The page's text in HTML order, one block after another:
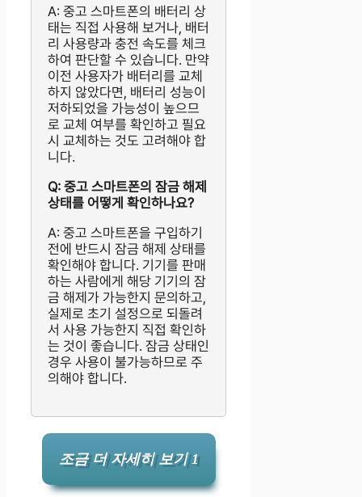
A: 중고 스마트폰의 배터리 상
태는 직접 사용해 보거나, 배터
리 사용량과 충전 속도를 체크
하여 판단할 수 있습니다. 만약
이전 사용자가 배터리를 교체
하지 않았다면, 배터리 성능이
저하되었을 가능성이 높으므
로 교체 여부를 확인하고 필요
시 교체하는 것도 고려해야 합
니다.
Q: 중고 스마트폰의 잠금 해제
상태를 어떻게 확인하나요?
A: 중고 스마트폰을 구입하기
전에 반드시 잠금 해제 상태를
확인해야 합니다. 기기를 판매
하는 사람에게 해당 기기의 잠
금 해제가 가능한지 문의하고,
실제로 초기 설정으로 되돌려
서 사용 가능한지 직접 확인하
는 것이 좋습니다. 잠금 상태인
경우 사용이 불가능하므로 주
의해야 합니다.
조금 더 자세히 보기 1